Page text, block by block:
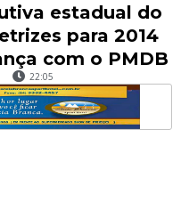
estadual do
para 2014
com o PMDB
22:05